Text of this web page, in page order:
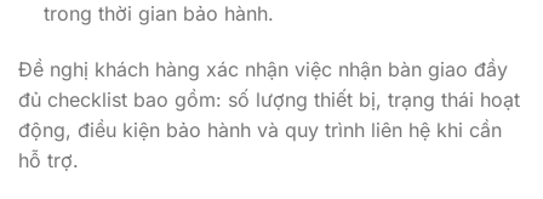
trong thời gian bảo hành.
Đề nghị khách hàng xác nhận việc nhận bàn giao đầy
đủ checklist bao gồm: số lượng thiết bị, trạng thái hoạt
động, điều kiện bảo hành và quy trình liên hệ khi cần
hỗ trợ.